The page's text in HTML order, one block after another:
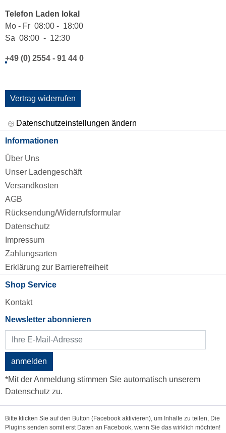
Telefon Laden lokal
Mo - Fr 08:00 - 18:00
Sa 08:00 - 12:30
+49 (0) 2554 - 91 44 0
Vertrag widerrufen
Datenschutzeinstellungen ändern
Informationen
Über Uns
Unser Ladengeschäft
Versandkosten
AGB
Rücksendung/Widerrufsformular
Datenschutz
Impressum
Zahlungsarten
Erklärung zur Barrierefreiheit
Shop Service
Kontakt
Newsletter abonnieren
anmelden
*Mit der Anmeldung stimmen Sie automatisch unserem
Datenschutz zu.
Bitte klicken Sie auf den Button (Facebook aktivieren), um Inhalte zu teilen, Die
Plugins senden somit erst Daten an Facebook, wenn Sie das wirklich möchten!